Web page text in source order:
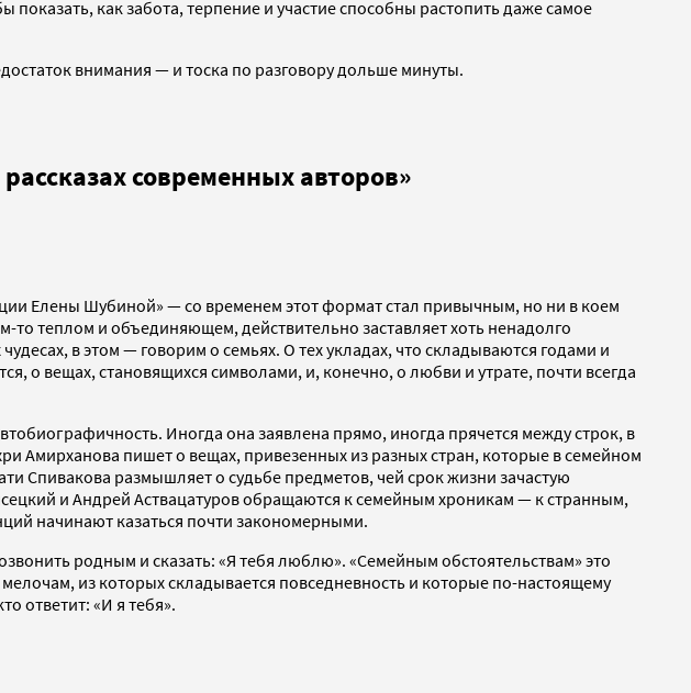
как забота, терпение и участие способны растопить даже самое
внимания — и тоска по разговору дольше минуты.
современных авторов»
Елены Шубиной» — со временем этот формат стал привычным, но ни в коем
то теплом и объединяющем, действительно заставляет хоть ненадолго
в этом — говорим о семьях. О тех укладах, что складываются годами и
о вещах, становящихся символами, и, конечно, о любви и утрате, почти всегда
Иногда она заявлена прямо, иногда прячется между строк, в
Амирханова пишет о вещах, привезенных из разных стран, которые в семейном
Спивакова размышляет о судьбе предметов, чей срок жизни зачастую
и Андрей Аствацатуров обращаются к семейным хроникам — к странным,
начинают казаться почти закономерными.
родным и сказать: «Я тебя люблю». «Семейным обстоятельствам» это
из которых складывается повседневность и которые по-настоящему
ответит: «И я тебя».